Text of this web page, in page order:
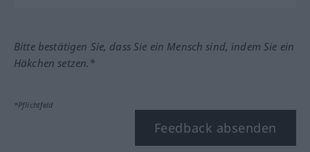
Bitte bestätigen Sie, dass Sie ein Mensch sind, indem Sie ein
Häkchen setzen.*
*Pflichtfeld
Feedback absenden